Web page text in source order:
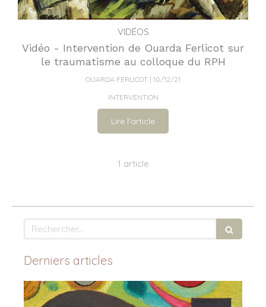
VIDÉOS
Vidéo - Intervention de Ouarda Ferlicot sur
le traumatisme au colloque du RPH
OUARDA FERLICOT 10/12/21
INTERVENTION
Lire l'article
1 article
Rechercher
Derniers articles